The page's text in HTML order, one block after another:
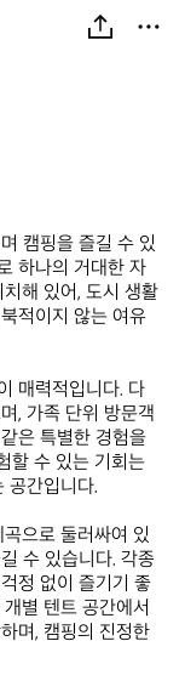
캠핑을 즐길 수 있
하나의 거대한 자
해 있어, 도시 생활
적이지 않는 여유
매력적입니다. 다
, 가족 단위 방문객
은 특별한 경험을
할 수 있는 기회는
공간입니다.
으로 둘러싸여 있
수 있습니다. 각종
정 없이 즐기기 좋
별 텐트 공간에서
며, 캠핑의 진정한